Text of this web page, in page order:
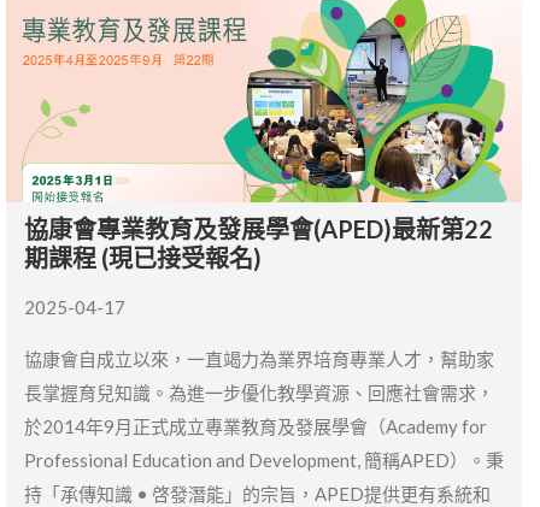
協康會專業教育及發展學會(APED)最新第22
期課程 (現已接受報名)
2025-04-17
協康會自成立以來，一直竭力為業界培育專業人才，幫助家
長掌握育兒知識。為進一步優化教學資源、回應社會需求，
於2014年9月正式成立專業教育及發展學會（Academy for
Professional Education and Development, 簡稱APED）。秉
持「承傳知識 • 啓發潛能」的宗旨，APED提供更有系統和